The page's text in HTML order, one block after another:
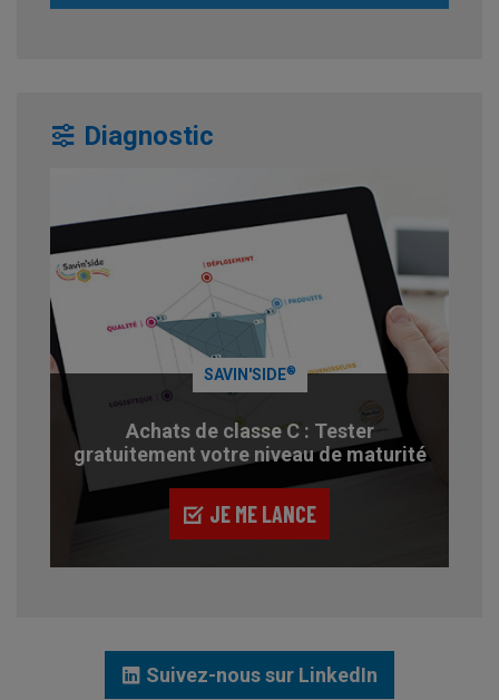
Diagnostic
SAVIN'SIDE®
Achats de classe C : Tester
gratuitement votre niveau de maturité
JE ME LANCE
Suivez-nous sur LinkedIn